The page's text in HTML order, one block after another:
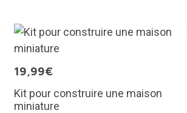
19,99€
Kit pour construire une maison
miniature